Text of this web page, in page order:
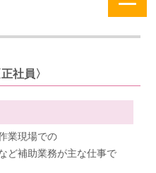
社員〉
業現場での
ど補助業務が主な仕事で